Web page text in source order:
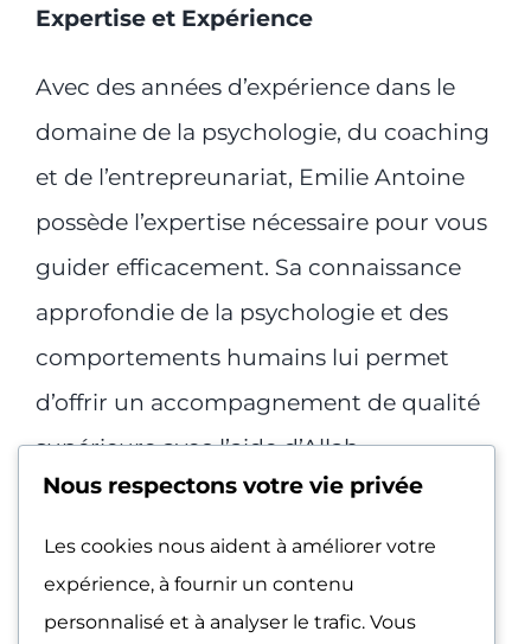
Expertise et Expérience
Avec des années d’expérience dans le
domaine de la psychologie, du coaching
et de l’entrepreunariat, Emilie Antoine
possède l’expertise nécessaire pour vous
guider efficacement. Sa connaissance
approfondie de la psychologie et des
comportements humains lui permet
d’offrir un accompagnement de qualité
supérieure avec l’aide d’Allah.
maintenant!
Nous respectons votre vie privée
Les cookies nous aident à améliorer votre
expérience, à fournir un contenu
personnalisé et à analyser le trafic. Vous